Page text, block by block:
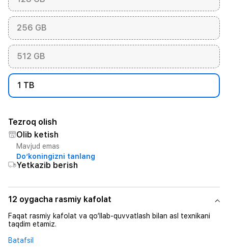
256 GB
512 GB
1 TB
Tezroq olish
Olib ketish
Mavjud emas
Do‘koningizni tanlang
Yetkazib berish
12 oygacha rasmiy kafolat
Faqat rasmiy kafolat va qo‘llab-quvvatlash bilan asl texnikani
taqdim etamiz.
Batafsil